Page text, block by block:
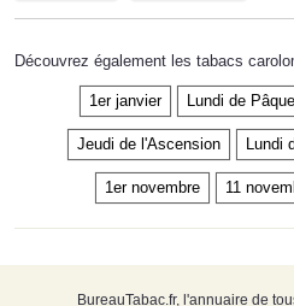
Découvrez également les tabacs
1er janvier Lundi de
Jeudi de l'Ascension Lundi
1er novembre 11
BureauTabac.fr, l'annuaire de